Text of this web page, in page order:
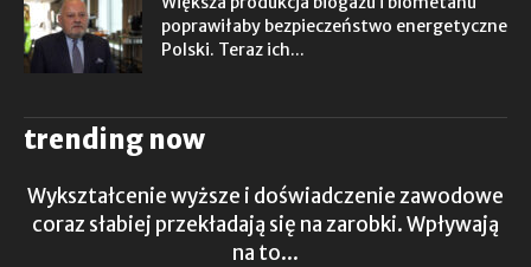
poprawiłaby bezpieczeństwo energetyczne
Polski. Teraz ich...
trending now
Wykształcenie wyższe i doświadczenie zawodowe
coraz słabiej przekładają się na zarobki. Wpływają
na to...